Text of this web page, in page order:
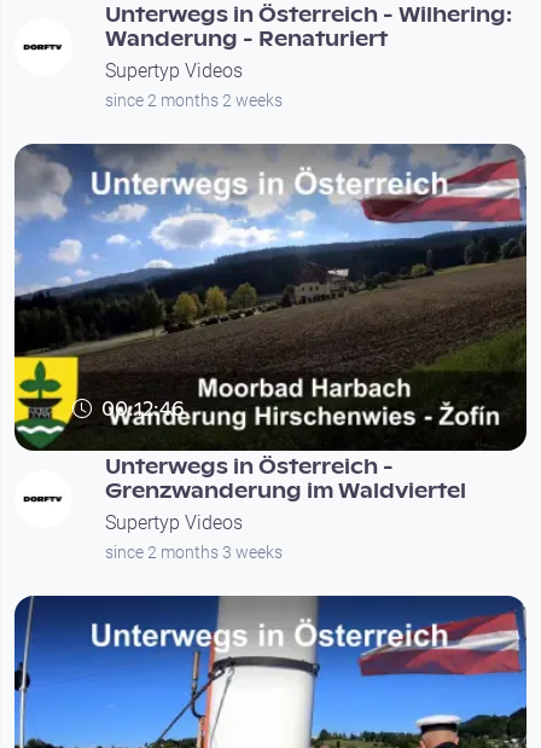
Unterwegs in Österreich - Wilhering:
Wanderung - Renaturiert
Supertyp Videos
since 2 months 2 weeks
00:12:46
Unterwegs in Österreich -
Grenzwanderung im Waldviertel
Supertyp Videos
since 2 months 3 weeks